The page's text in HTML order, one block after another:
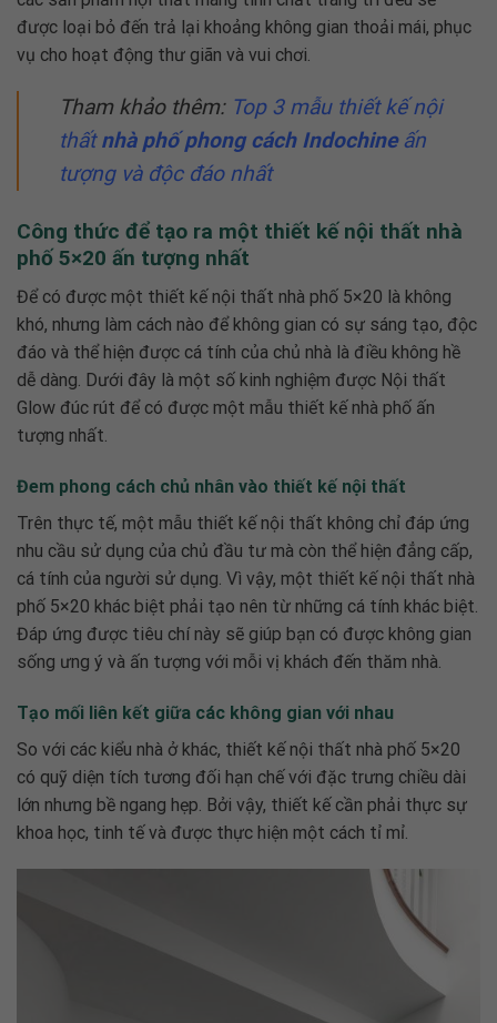
được loại bỏ đến trả lại khoảng không gian thoải mái, phục
vụ cho hoạt động thư giãn và vui chơi.
Tham khảo thêm:Top 3 mẫu thiết kế nội
thấtnhà phố phong cách Indochineấn
tượng và độc đáo nhất
Công thức để tạo ra một thiết kế nội thất nhà
phố 5×20 ấn tượng nhất
Để có được một thiết kế nội thất nhà phố 5×20 là không
khó, nhưng làm cách nào để không gian có sự sáng tạo, độc
đáo và thể hiện được cá tính của chủ nhà là điều không hề
dễ dàng. Dưới đây là một số kinh nghiệm được Nội thất
Glow đúc rút để có được một mẫu thiết kế nhà phố ấn
tượng nhất.
Đem phong cách chủ nhân vào thiết kế nội thất
Trên thực tế, một mẫu thiết kế nội thất không chỉ đáp ứng
nhu cầu sử dụng của chủ đầu tư mà còn thể hiện đẳng cấp,
cá tính của người sử dụng. Vì vậy, một thiết kế nội thất nhà
phố 5×20 khác biệt phải tạo nên từ những cá tính khác biệt.
Đáp ứng được tiêu chí này sẽ giúp bạn có được không gian
sống ưng ý và ấn tượng với mỗi vị khách đến thăm nhà.
Tạo mối liên kết giữa các không gian với nhau
So với các kiểu nhà ở khác, thiết kế nội thất nhà phố 5×20
có quỹ diện tích tương đối hạn chế với đặc trưng chiều dài
lớn nhưng bề ngang hẹp. Bởi vậy, thiết kế cần phải thực sự
khoa học, tinh tế và được thực hiện một cách tỉ mỉ.